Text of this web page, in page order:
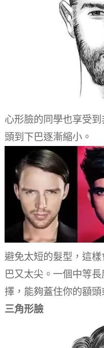
心形臉的同學也享受
頭到下巴逐漸縮小。
避免太短的髮型，這
巴又太尖。 一個中等
擇，能夠蓋住你的額
三角形臉